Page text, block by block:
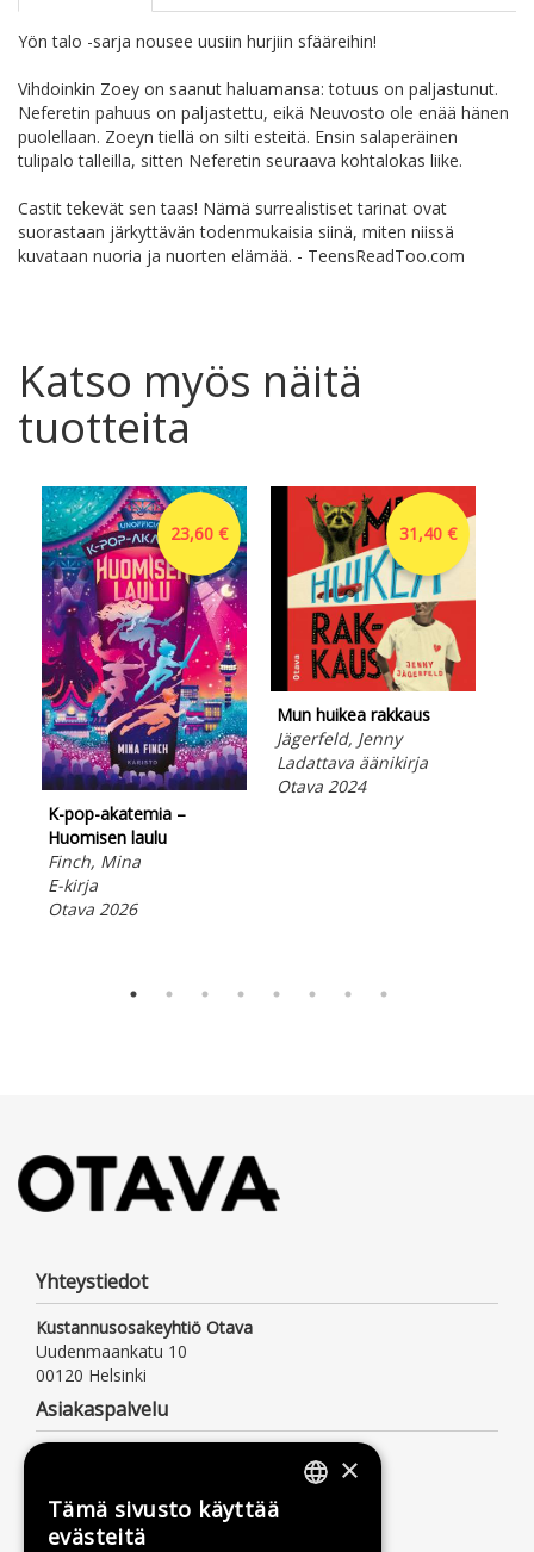
Yön talo -sarja nousee uusiin hurjiin sfääreihin!
Vihdoinkin Zoey on saanut haluamansa: totuus on paljastunut.
Neferetin pahuus on paljastettu, eikä Neuvosto ole enää hänen
puolellaan. Zoeyn tiellä on silti esteitä. Ensin salaperäinen
tulipalo talleilla, sitten Neferetin seuraava kohtalokas liike.
Castit tekevät sen taas! Nämä surrealistiset tarinat ovat
suorastaan järkyttävän todenmukaisia siinä, miten niissä
kuvataan nuoria ja nuorten elämää. - TeensReadToo.com
Katso myös näitä
tuotteita
23,60 €
K-pop-akatemia –
Huomisen laulu
Finch, Mina
E-kirja
Otava 2026
31,40 €
Mun huikea rakkaus
Jägerfeld, Jenny
Ladattava äänikirja
Otava 2024
Yhteystiedot
Kustannusosakeyhtiö Otava
Uudenmaankatu 10
00120 Helsinki
Asiakaspalvelu
(mpm/pvm, myös jonotusaika)
asiakaspalvelu@otava.fi
×
Tämä sivusto käyttää
evästeitä